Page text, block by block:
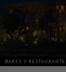
BARES Y